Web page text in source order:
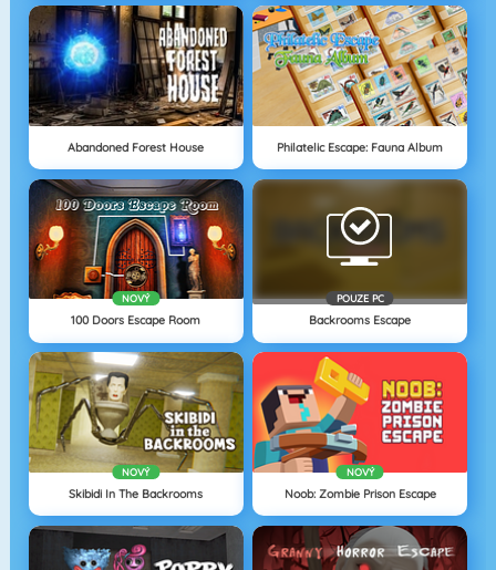
Abandoned Forest House Philatelic Escape: Fauna Album
NOVÝ
100 Doors Escape Room
POUZE PC
Backrooms Escape
NOVÝ
Skibidi In The Backrooms
NOVÝ
Noob: Zombie Prison Escape